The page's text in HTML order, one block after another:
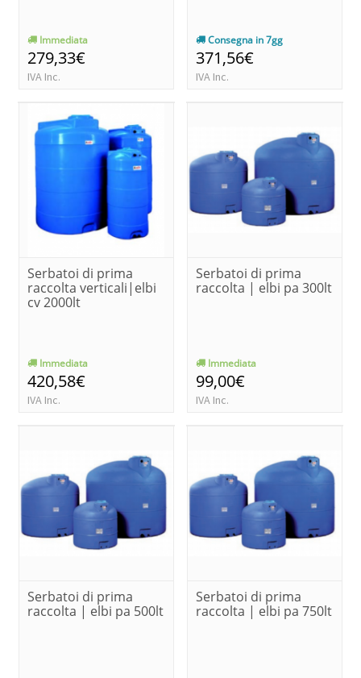
Immediata
279,33€
IVA Inc.
Consegna in 7gg
371,56€
IVA Inc.
Serbatoi di prima
raccolta verticali|elbi
cv 2000lt
Immediata
420,58€
IVA Inc.
Serbatoi di prima
raccolta | elbi pa 300lt
Immediata
99,00€
IVA Inc.
Serbatoi di prima
raccolta | elbi pa 500lt
Serbatoi di prima
raccolta | elbi pa 750lt